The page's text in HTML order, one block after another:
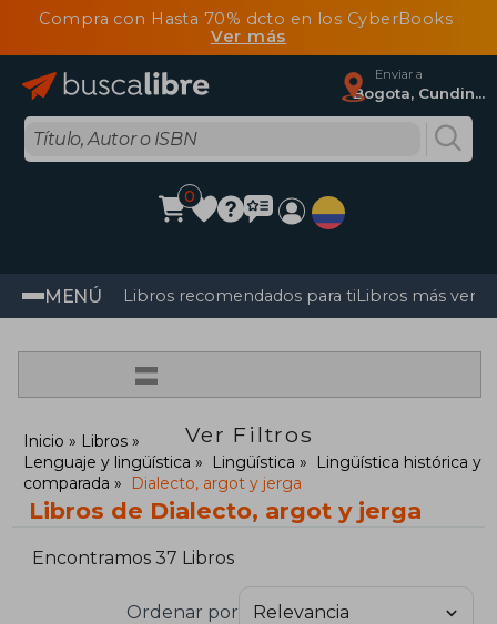
Compra con Hasta 70% dcto en los CyberBooks
Ver más
Enviar a
Bogota, Cundinamarca
0
MENÚ Libros recomendados para tiLibros más
=
Ver Filtros
Inicio
Libros
Lenguaje y lingüística
Lingüística
Lingüística histórica y
comparada
Dialecto, argot y jerga
Libros de Dialecto, argot y jerga
Encontramos 37 Libros
Ordenar por